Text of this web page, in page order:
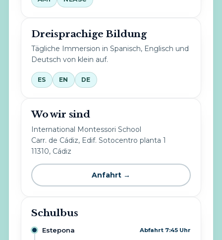
Dreisprachige Bildung
Tägliche Immersion in Spanisch, Englisch und
Deutsch von klein auf.
ES EN DE
Wo wir sind
International Montessori School
Carr. de Cádiz, Edif. Sotocentro planta 1
11310, Cádiz
Anfahrt →
Schulbus
Estepona Abfahrt 7:45 Uhr